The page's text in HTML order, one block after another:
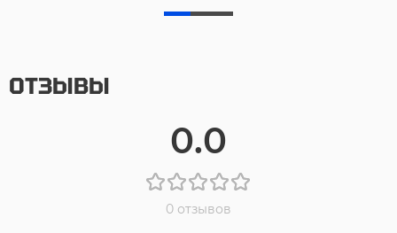
ОТЗЫВЫ
0.0
0 отзывов